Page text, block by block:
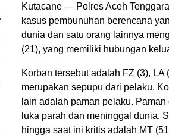
Kutacane — Polres Aceh
kasus pembunuhan berencana
dunia dan satu orang lainnya
(21), yang memiliki hubungan
Korban tersebut adalah FZ (3), LA
merupakan sepupu dari pelaku.
lain adalah paman pelaku.
luka parah dan meninggal dunia.
hingga saat ini kritis adalah MT